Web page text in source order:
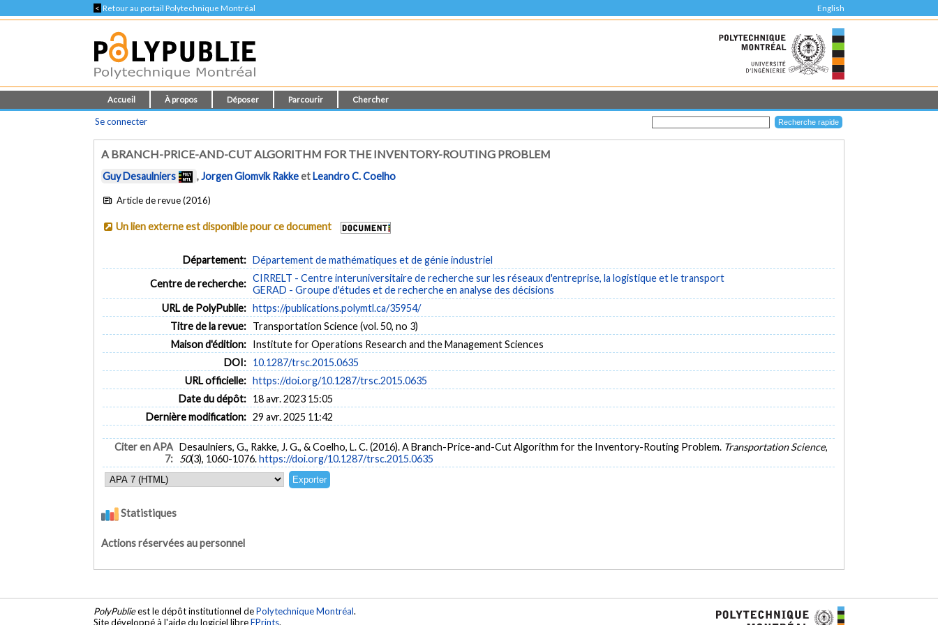
< Retour au portail Polytechnique Montréal English
Accueil À propos Déposer Parcourir Chercher
Se connecter
A BRANCH-PRICE-AND-CUT ALGORITHM FOR THE INVENTORY-ROUTING PROBLEM
Guy Desaulniers ,Jorgen Glomvik RakkeetLeandro C. Coelho
Article de revue (2016)
Un lien externe est disponible pour ce document
Département: Département de mathématiques et de génie industriel
Centre de recherche: CIRRELT - Centre interuniversitaire de recherche sur les réseaux d'entreprise, la logistique et le transport
GERAD - Groupe d'études et de recherche en analyse des décisions
URL de PolyPublie: https://publications.polymtl.ca/35954/
Titre de la revue: Transportation Science (vol. 50, no 3)
Maison d'édition: Institute for Operations Research and the Management Sciences
DOI: 10.1287/trsc.2015.0635
URL officielle: https://doi.org/10.1287/trsc.2015.0635
Date du dépôt: 18 avr. 2023 15:05
Dernière modification: 29 avr. 2025 11:42
Citer en APA
7:
Desaulniers, G., Rakke, J. G., & Coelho, L. C. (2016). A Branch-Price-and-Cut Algorithm for the Inventory-Routing Problem. Transportation Science,
50(3), 1060-1076.https://doi.org/10.1287/trsc.2015.0635
Statistiques
Actions réservées au personnel
PolyPublieest le dépôt institutionnel dePolytechnique Montréal.
Site développé à l'aide du logiciel libreEPrints.